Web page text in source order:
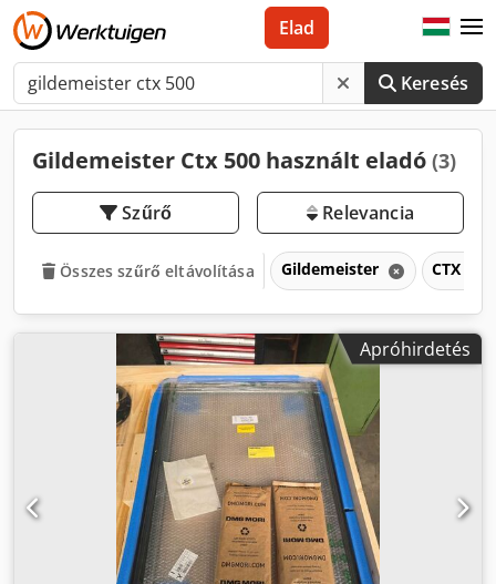
Keresés
Elad
Gildemeister Ctx 500 használt eladó (3)
Szűrő Relevancia
Összes szűrő eltávolítása Gildemeister CTX 500
Apróhirdetés